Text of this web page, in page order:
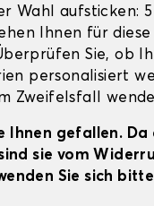
Wahl aufsticken:
Ihnen für
Sie, ob
personalisiert
Zweifelsfall
Ihnen gefallen. Da
sie vom
Sie sich